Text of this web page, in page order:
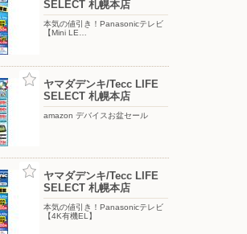
東光ストア/北栄店
〒065-0027 北海道札幌市東区北27条東1-3-1
SELECT 札幌本店
本気の値引き！Panasonicテレビ
【Mini LE…
ヤマダデンキ/Tecc LIFE
SELECT 札幌本店
amazon デバイスお盆セール
ヤマダデンキ/Tecc LIFE
SELECT 札幌本店
本気の値引き！Panasonicテレビ
【4K有機EL】